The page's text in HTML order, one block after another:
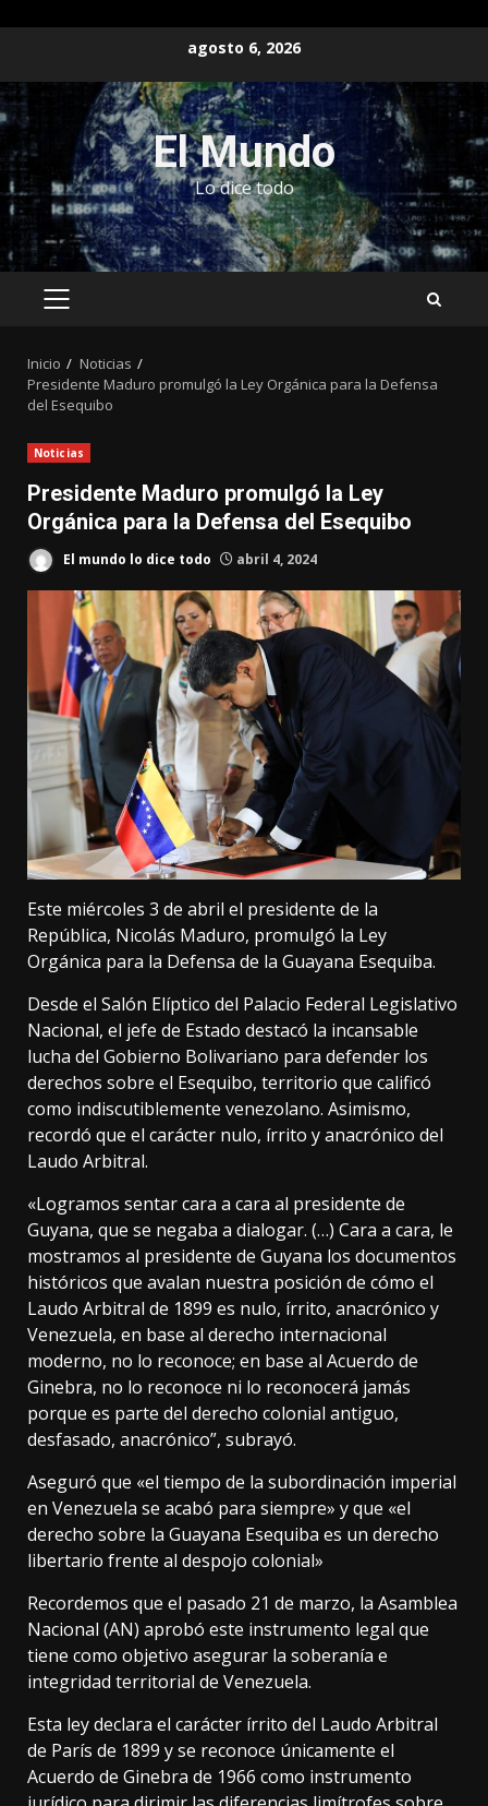
contenido
agosto 6, 2026
El Mundo
Lo dice todo
MENÚ
Inicio
Noticias
Presidente Maduro promulgó la Ley Orgánica para la Defensa
del Esequibo
Noticias
Presidente Maduro promulgó la Ley
Orgánica para la Defensa del Esequibo
El mundo lo dice todo abril 4, 2024
Este miércoles 3 de abril el presidente de la
República, Nicolás Maduro, promulgó la Ley
Orgánica para la Defensa de la Guayana Esequiba.
Desde el Salón Elíptico del Palacio Federal Legislativo
Nacional, el jefe de Estado destacó la incansable
lucha del Gobierno Bolivariano para defender los
derechos sobre el Esequibo, territorio que calificó
como indiscutiblemente venezolano. Asimismo,
recordó que el carácter nulo, írrito y anacrónico del
Laudo Arbitral.
«Logramos sentar cara a cara al presidente de
Guyana, que se negaba a dialogar. (…) Cara a cara, le
mostramos al presidente de Guyana los documentos
históricos que avalan nuestra posición de cómo el
Laudo Arbitral de 1899 es nulo, írrito, anacrónico y
Venezuela, en base al derecho internacional
moderno, no lo reconoce; en base al Acuerdo de
Ginebra, no lo reconoce ni lo reconocerá jamás
porque es parte del derecho colonial antiguo,
desfasado, anacrónico”, subrayó.
Aseguró que «el tiempo de la subordinación imperial
en Venezuela se acabó para siempre» y que «el
derecho sobre la Guayana Esequiba es un derecho
libertario frente al despojo colonial»
Recordemos que el pasado 21 de marzo, la Asamblea
Nacional (AN) aprobó este instrumento legal que
tiene como objetivo asegurar la soberanía e
integridad territorial de Venezuela.
Esta ley declara el carácter írrito del Laudo Arbitral
de París de 1899 y se reconoce únicamente el
Acuerdo de Ginebra de 1966 como instrumento